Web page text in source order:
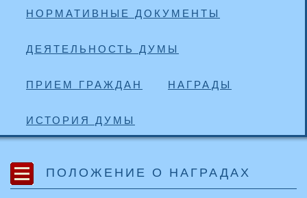
НОРМАТИВНЫЕ ДОКУМЕНТЫ
ДЕЯТЕЛЬНОСТЬ ДУМЫ
ПРИЕМ ГРАЖДАН НАГРАДЫ
ИСТОРИЯ ДУМЫ
ПОЛОЖЕНИЕ О НАГРАДАХ